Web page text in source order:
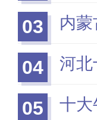
03 内
04 河北
05 十大